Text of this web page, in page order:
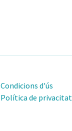
Condicions d'ús
Política de privacitat